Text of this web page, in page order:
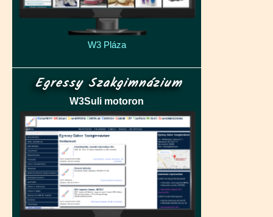
W3 Pláza
Egressy Szakgimnázium
W3Suli motoron